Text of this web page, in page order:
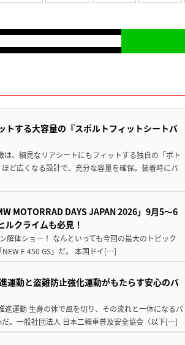
トする大容量の『スポルトフィットシートバ
、細見なリアシートにもフィットする独自の「ボト
ど広くなる設計で、充分な容量を確保。装着時にバ
MOTORRAD DAYS JAPAN 2026」9月5〜6
ルクライムも必見！
解体ショー！ なんといっても今回の最大のトピック
F 450 GS」だ。 本国ドイ[…]
運動と盗難防止強化運動がもたらす安心のバ
運動 生身の体で風を切り、その流れと一体になるバ
。一般社団法人 日本二輪車普及安全協会（以下[…]